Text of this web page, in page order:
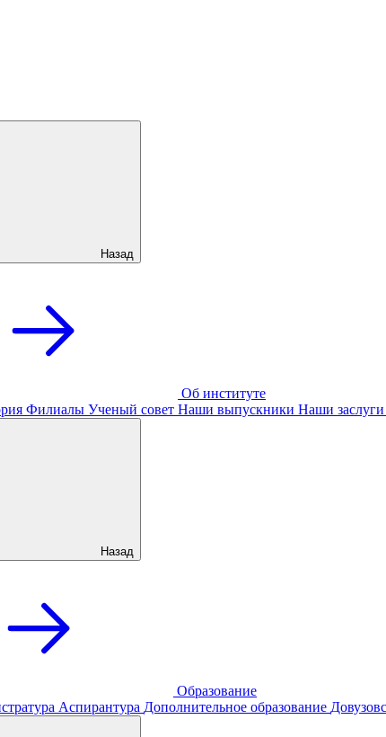
Назад
Об институте
Филиалы Ученый совет Наши выпускники Наши заслуги
Назад
Образование
Аспирантура Дополнительное образование